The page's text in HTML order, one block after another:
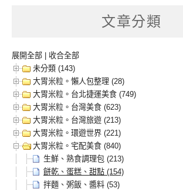
文章分類
展開全部 | 收合全部
未分類 (143)
大胃米粒。懶人包整理 (28)
大胃米粒。台北捷運美食 (749)
大胃米粒。台灣美食 (623)
大胃米粒。台灣旅遊 (213)
大胃米粒。環遊世界 (221)
大胃米粒。宅配美食 (840)
生鮮、熟食調理包 (213)
餅乾、蛋糕、甜點 (154)
拌麵、粥飯、醬料 (53)